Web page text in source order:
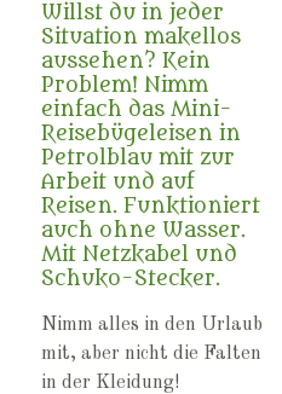
Willst du in jeder
Situation makellos
aussehen? Kein
Problem! Nimm
einfach das Mini-
Reisebügeleisen in
Petrolblau mit zur
Arbeit und auf
Reisen. Funktioniert
auch ohne Wasser.
Mit Netzkabel und
Schuko-Stecker.
Nimm alles in den Urlaub
mit, aber nicht die Falten
in der Kleidung!